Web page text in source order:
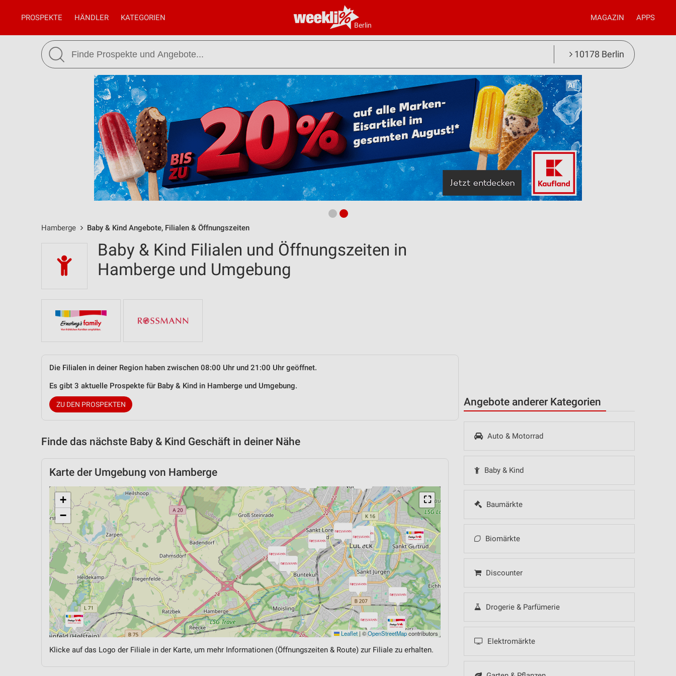
Berlin
PROSPEKTE HÄNDLER KATEGORIEN MAGAZIN APPS
10178 Berlin
Hamberge Baby & Kind Angebote, Filialen & Öffnungszeiten
Angebote anderer Kategorien
Auto & Motorrad
Baby & Kind
Baumärkte
Biomärkte
Discounter
Drogerie & Parfümerie
Elektromärkte
Baby & Kind Filialen und Öffnungszeiten in
Hamberge und Umgebung
Die Filialen in deiner Region haben zwischen 08:00 Uhr und 21:00 Uhr geöffnet.
Es gibt 3 aktuelle Prospekte für Baby & Kind in Hamberge und Umgebung.
ZU DEN PROSPEKTEN
Finde das nächste Baby & Kind Geschäft in deiner Nähe
Karte der Umgebung von Hamberge
⛶
+
−
Leaflet | ©OpenStreetMapcontributors
Klicke auf das Logo der Filiale in der Karte, um mehr Informationen (Öffnungszeiten & Route) zur Filiale zu erhalten.